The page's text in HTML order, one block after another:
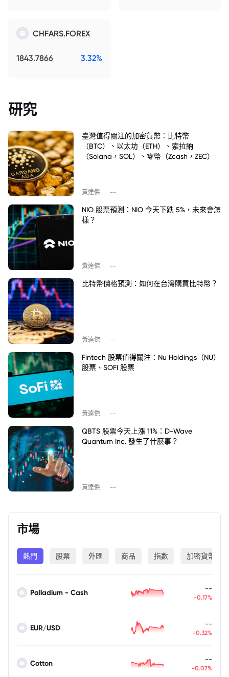
CHFARS.FOREX
1843.7866 3.32%
研究
臺灣值得關注的加密貨幣：比特幣
（BTC）、以太坊（ETH）、索拉納
（Solana，SOL）、零幣（Zcash，ZEC）
黃達傑 --
NIO 股票預測：NIO 今天下跌 5%，未來會怎
樣？
黃達傑 --
比特幣價格預測：如何在台灣購買比特幣？
黃達傑 --
Fintech 股票值得關注：Nu Holdings（NU）
股票、SOFI 股票
黃達傑 --
QBTS 股票今天上漲 11%：D-Wave
Quantum Inc. 發生了什麼事？
黃達傑 --
市場
熱門 股票 外匯 商品 指數 加密貨幣
Palladium - Cash --
-0.17%
EUR/USD --
-0.32%
Cotton --
-0.07%